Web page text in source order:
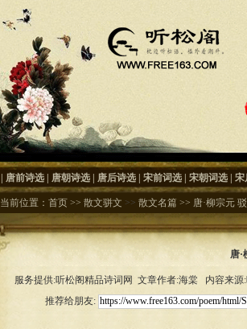
唐前诗选 唐朝诗选 唐后诗选 宋前词选 宋朝词选 宋
当前位置： 首页 >> 散文骈文 >> 散文名篇 >> 唐·柳宗元
唐
服务提供:听松阁精品诗词网 文章作者:海棠 内容来
推荐给朋友: